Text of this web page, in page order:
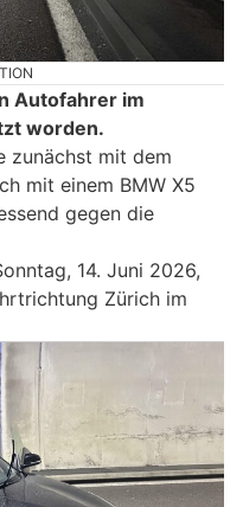
Autofahrer im
worden.
zunächst mit dem
mit einem BMW X5
gegen die
14. Juni 2026,
Zürich im